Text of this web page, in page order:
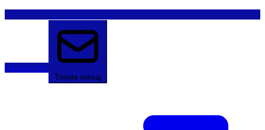
Sună acum
Trimite mesaj